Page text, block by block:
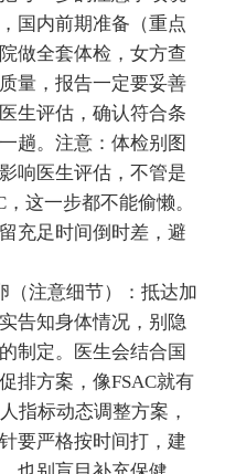
国内前期准备（重点
做全套体检，女方查
量，报告一定要妥善
生评估，确认符合条
趟。注意：体检别图
响医生评估，不管是
这一步都不能偷懒。
充足时间倒时差，避
（注意细节）：抵达加
告知身体情况，别隐
制定。医生会结合国
排方案，像FSAC就有
指标动态调整方案，
要严格按时间打，建